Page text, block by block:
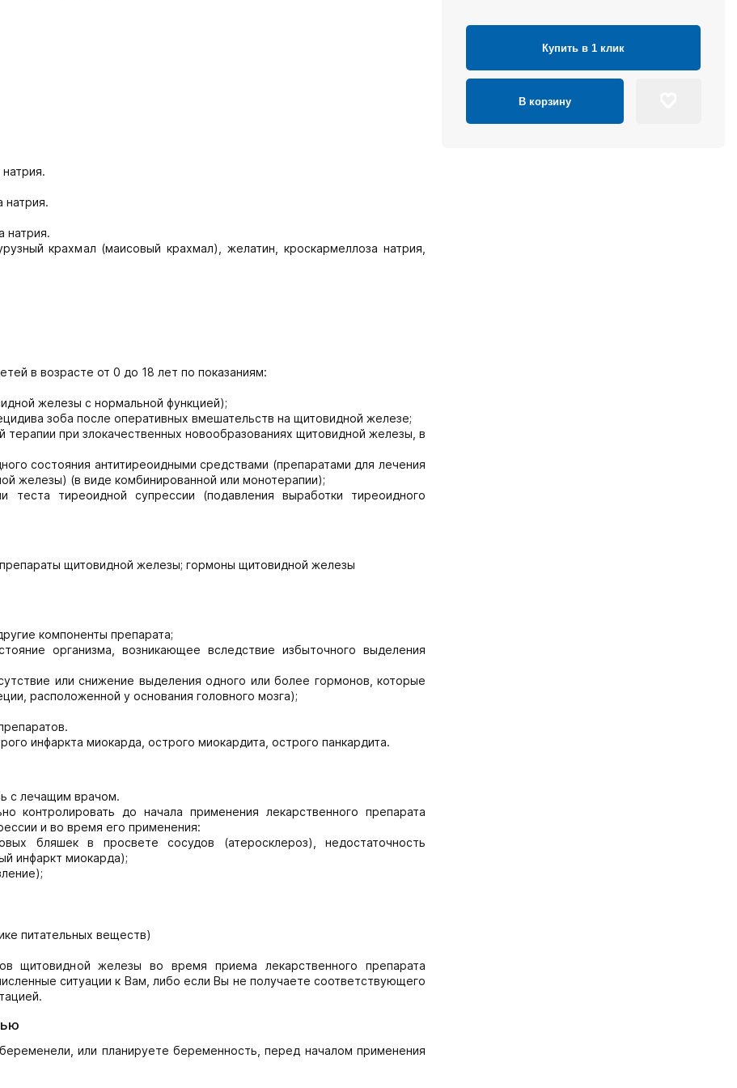
натрия.
натрия.
крахмал (маисовый крахмал), желатин, кроскармеллоза натрия,
в возрасте от 0 до 18 лет по показаниям:
железы с нормальной функцией);
зоба после оперативных вмешательств на щитовидной железе;
при злокачественных новообразованиях щитовидной железы, в
состояния антитиреоидными средствами (препаратами для лечения
железы) (в виде комбинированной или монотерапии);
теста тиреоидной супрессии (подавления выработки тиреоидного
щитовидной железы; гормоны щитовидной железы
компоненты препарата;
организма, возникающее вследствие избыточного выделения
или снижение выделения одного или более гормонов, которые
расположенной у основания головного мозга);
инфаркта миокарда, острого миокардита, острого панкардита.
с лечащим врачом.
контролировать до начала применения лекарственного препарата
и во время его применения:
бляшек в просвете сосудов (атеросклероз), недостаточность
инфаркт миокарда);
питательных веществ)
щитовидной железы во время приема лекарственного препарата
ситуации к Вам, либо если Вы не получаете соответствующего
или планируете беременность, перед началом применения
Купить в 1 клик
В корзину